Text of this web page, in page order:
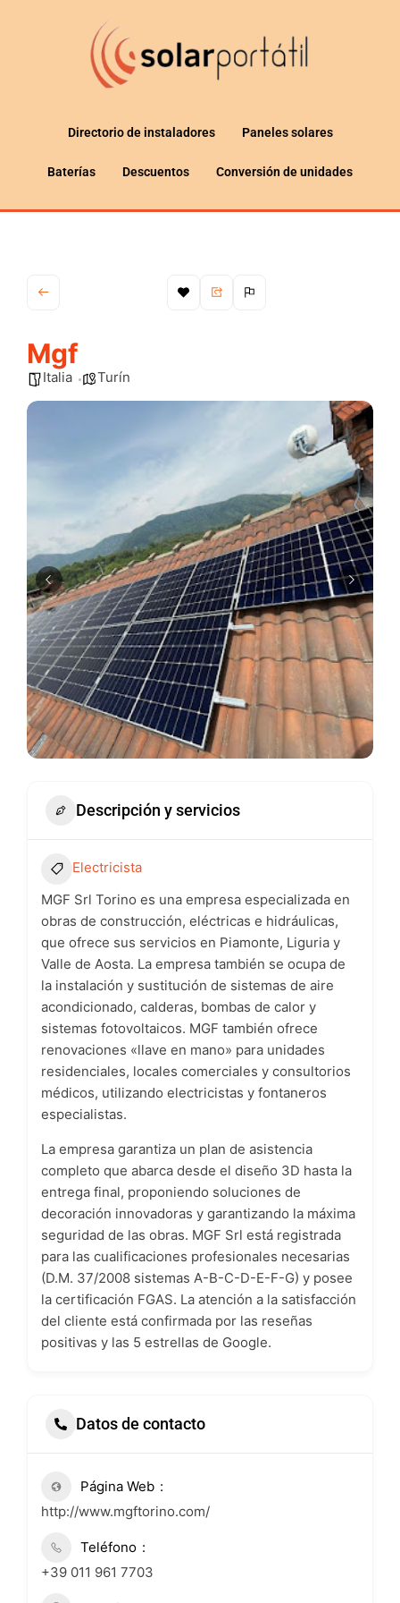
Directorio de instaladores Paneles solares
Baterías Descuentos Conversión de unidades
Mgf
Italia Turín
Descripción y servicios
Electricista
MGF Srl Torino es una empresa especializada en
obras de construcción, eléctricas e hidráulicas,
que ofrece sus servicios en Piamonte, Liguria y
Valle de Aosta. La empresa también se ocupa de
la instalación y sustitución de sistemas de aire
acondicionado, calderas, bombas de calor y
sistemas fotovoltaicos. MGF también ofrece
renovaciones «llave en mano» para unidades
residenciales, locales comerciales y consultorios
médicos, utilizando electricistas y fontaneros
especialistas.
La empresa garantiza un plan de asistencia
completo que abarca desde el diseño 3D hasta la
entrega final, proponiendo soluciones de
decoración innovadoras y garantizando la máxima
seguridad de las obras. MGF Srl está registrada
para las cualificaciones profesionales necesarias
(D.M. 37/2008 sistemas A-B-C-D-E-F-G) y posee
la certificación FGAS. La atención a la satisfacción
del cliente está confirmada por las reseñas
positivas y las 5 estrellas de Google.
Datos de contacto
Página Web
http://www.mgftorino.com/
Teléfono
+39 011 961 7703